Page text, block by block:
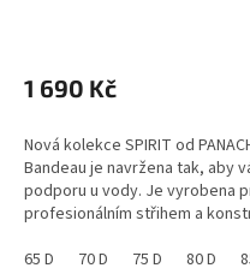
1 690 Kč
Nová kolekce SPIRIT od
Bandeau je navržena tak, aby
podporu u vody. Je vyrobena
profesionálním střihem a
65 D
70 D 75 D 80 D